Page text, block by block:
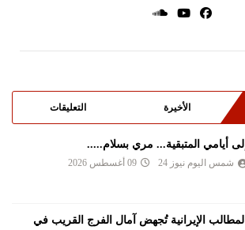
الأخيرة التعليقات
إلى أيامي المتبقية... مري بسلام.....
شمس اليوم نيوز 24 09 أغسطس 2026
المطالب الإيرانية تُجهض آمال الفرج القريب في